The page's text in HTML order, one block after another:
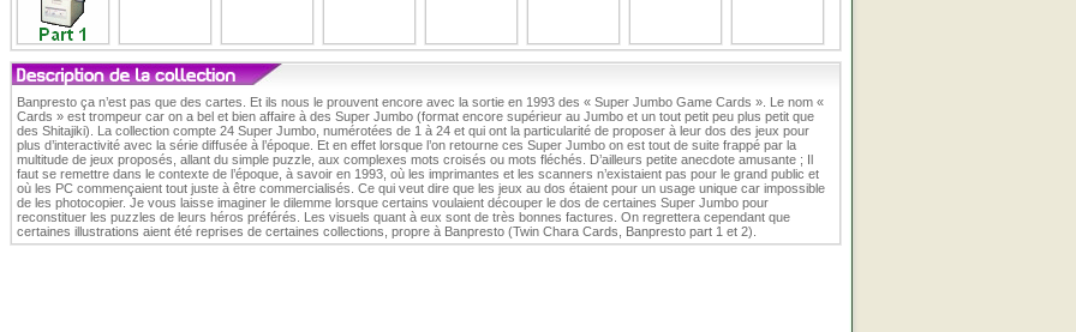
Banpresto ça n’est pas que des cartes. Et ils nous le prouvent encore avec la sortie en 1993 des « Super Jumbo Game Cards ». Le nom «
Cards » est trompeur car on a bel et bien affaire à des Super Jumbo (format encore supérieur au Jumbo et un tout petit peu plus petit que
des Shitajiki). La collection compte 24 Super Jumbo, numérotées de 1 à 24 et qui ont la particularité de proposer à leur dos des jeux pour
plus d’interactivité avec la série diffusée à l’époque. Et en effet lorsque l’on retourne ces Super Jumbo on est tout de suite frappé par la
multitude de jeux proposés, allant du simple puzzle, aux complexes mots croisés ou mots fléchés. D’ailleurs petite anecdote amusante ; Il
faut se remettre dans le contexte de l’époque, à savoir en 1993, où les imprimantes et les scanners n’existaient pas pour le grand public et
où les PC commençaient tout juste à être commercialisés. Ce qui veut dire que les jeux au dos étaient pour un usage unique car impossible
de les photocopier. Je vous laisse imaginer le dilemme lorsque certains voulaient découper le dos de certaines Super Jumbo pour
reconstituer les puzzles de leurs héros préférés. Les visuels quant à eux sont de très bonnes factures. On regrettera cependant que
certaines illustrations aient été reprises de certaines collections, propre à Banpresto (Twin Chara Cards, Banpresto part 1 et 2).